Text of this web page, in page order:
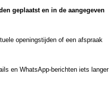
geplaatst en in de aangegeven
openingstijden of een afspraak
en WhatsApp-berichten iets langer